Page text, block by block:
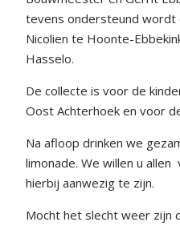
tevens ondersteund
Nicolien te Hoonte-
Hasselo.
De collecte is voor de
Oost Achterhoek en voor
Na afloop drinken we
limonade. We willen u
hierbij aanwezig te zijn.
Mocht het slecht weer zijn